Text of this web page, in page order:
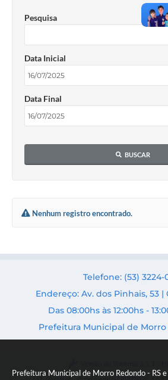
Prefeitura Municipal de Morro Redondo - RS e
Contratos
Ouvidoria
Agenda
Carta de Serviços
Projetos
Telefones Úteis
Pesquisa
Data Inicial
Data Final
BUSCAR
Nenhum registro encontrado.
Telefone: (53) 3224-
Endereço: Av. dos Pinhais, 53 |
Das 08:00hs às 12:00hs -
Prefeitura Municipal de Morro